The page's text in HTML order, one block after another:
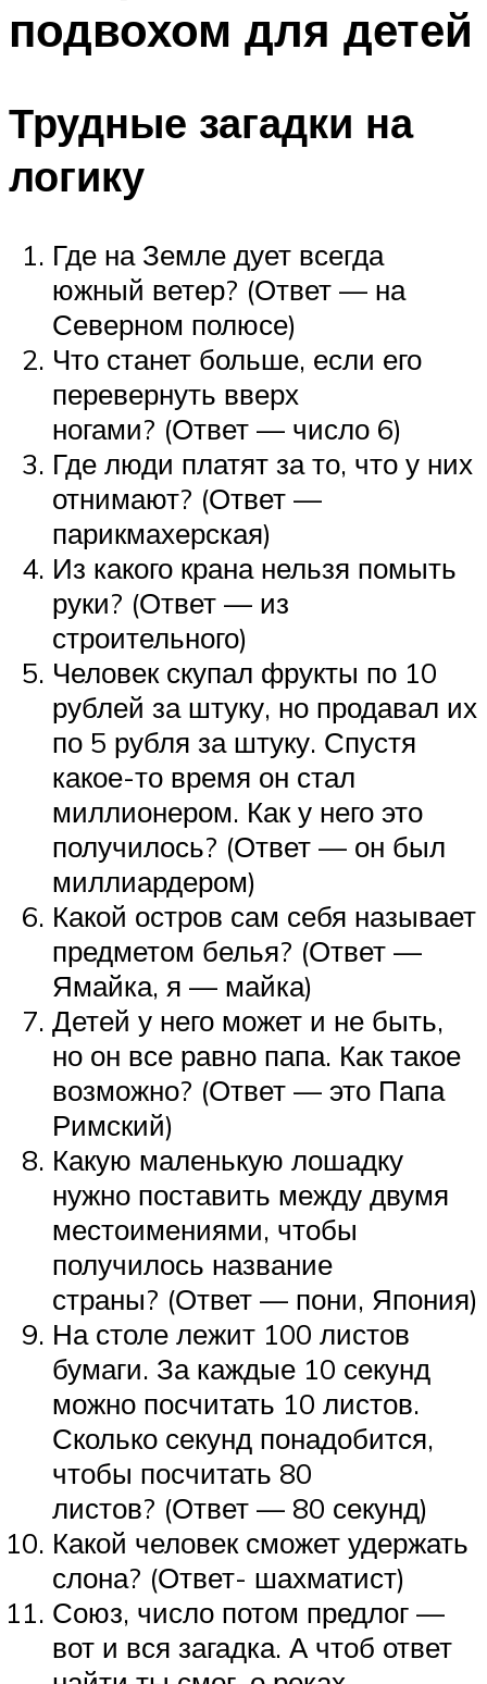
Меню
подвохом для детей
Трудные загадки на
логику
Где на Земле дует всегда
южный ветер? (Ответ — на
Северном полюсе)
Что станет больше, если его
перевернуть вверх
ногами? (Ответ — число 6)
Где люди платят за то, что у них
отнимают? (Ответ —
парикмахерская)
Из какого крана нельзя помыть
руки? (Ответ — из
строительного)
Человек скупал фрукты по 10
рублей за штуку, но продавал их
по 5 рубля за штуку. Спустя
какое-то время он стал
миллионером. Как у него это
получилось? (Ответ — он был
миллиардером)
Какой остров сам себя называет
предметом белья? (Ответ —
Ямайка, я — майка)
Детей у него может и не быть,
но он все равно папа. Как такое
возможно? (Ответ — это Папа
Римский)
Какую маленькую лошадку
нужно поставить между двумя
местоимениями, чтобы
получилось название
страны? (Ответ — пони, Япония)
На столе лежит 100 листов
бумаги. За каждые 10 секунд
можно посчитать 10 листов.
Сколько секунд понадобится,
чтобы посчитать 80
листов? (Ответ — 80 секунд)
Какой человек сможет удержать
слона? (Ответ- шахматист)
Союз, число потом предлог —
вот и вся загадка. А чтоб ответ